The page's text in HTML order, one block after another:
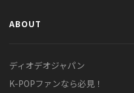
ABOUT
ディオデオジャパン
K-POPファンなら必見！